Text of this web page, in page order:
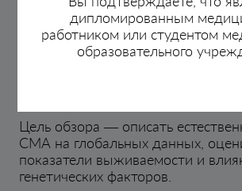
дипломированным
работником или студентом
образовательного
СМА I типа подчеркивают острую
необходимость сбора и
естественного течения
Цель обзора — описать
СМА на глобальных данных,
показатели выживаемости и
генетических факторов.